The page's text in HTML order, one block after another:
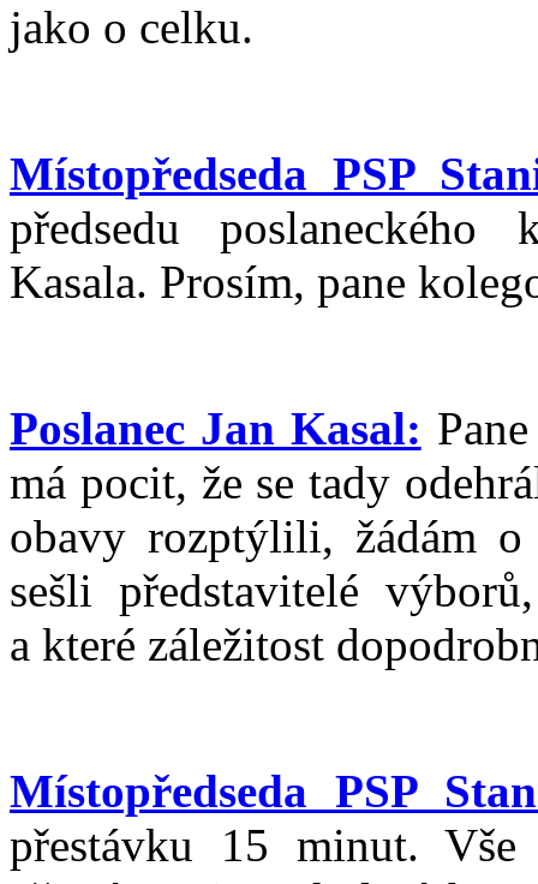
jako o celku.
Místopředseda PSP
předsedu
Kasala. Prosím, pane
Poslanec Jan Kasal:
má pocit, že se tady
obavy rozptýlili, žádám o
sešli představitelé
a které záležitost
Místopředseda PSP
přestávku 15 minut.